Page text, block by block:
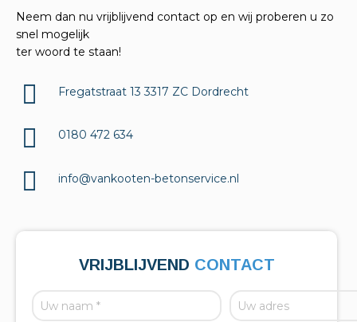
Neem dan nu vrijblijvend contact op en wij proberen u zo
snel mogelijk
ter woord te staan!
Fregatstraat 13 3317 ZC Dordrecht
0180 472 634
info@vankooten-betonservice.nl
VRIJBLIJVEND CONTACT